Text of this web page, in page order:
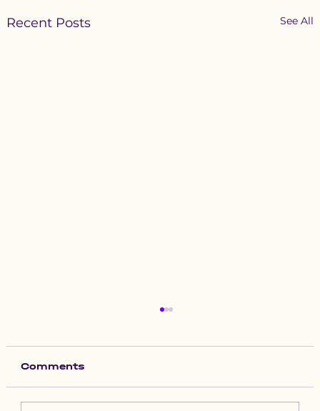
Recent Posts See All
Comments